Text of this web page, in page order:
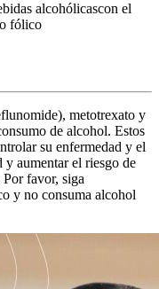
alcohólicascon el
fólico
metotrexato y
de alcohol. Estos
su enfermedad y el
aumentar el riesgo de
favor, siga
y no consuma alcohol